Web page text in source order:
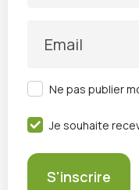
Email
Ne pas publier
Je souhaite